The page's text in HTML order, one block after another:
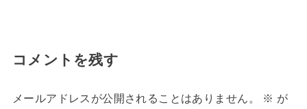
コメントを残す
メールアドレスが公開されることはありません。 ※ が